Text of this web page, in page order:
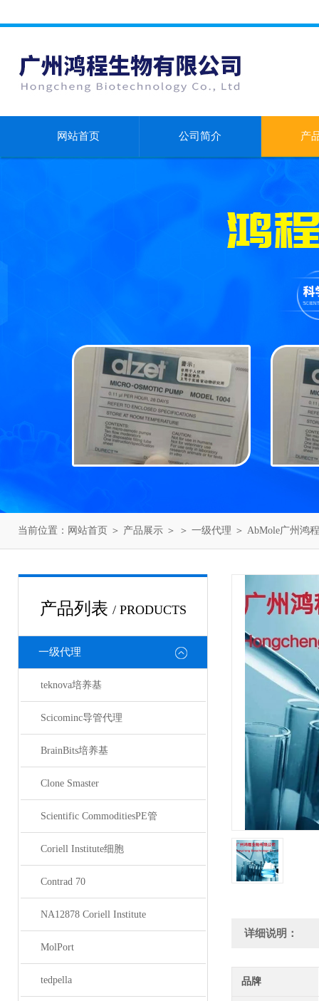
网站首页 公司简介 产
当前位置： 网站首页 ＞ 产品展示 ＞ ＞ 一级代理 ＞ AbMole广州鸿
产品列表 / PRODUCTS
一级代理
teknova培养基
Scicominc导管代理
BrainBits培养基
Clone Smaster
Scientific CommoditiesPE管
Coriell Institute细胞
Contrad 70
NA12878 Coriell Institute
MolPort
tedpella
详细说明：
品牌